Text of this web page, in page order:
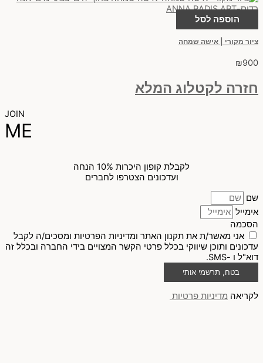
הוספה לסל
ציור מקורי | אישה שמחה
₪900
חזרה לקטלוג המלא
JOIN
ME
לקבלת קופון היכרות 10% הנחה
ועדכונים הצטרפו לחברים
שם
אימייל
הסכמה
אני מאשר/ת את תקנון האתר ומדיניות הפרטיות ומסכים/ה לקבל
עדכונים ותוכן שיווקי בכלל פרטי הקשר המצויים בידי החברה ובכלל זה
דוא"ל ו -SMS.
בטח, תרשמי אותי
לקריאה מדיניות פרטיות